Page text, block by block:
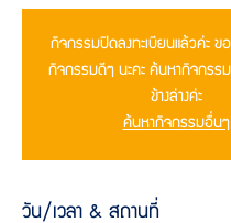
กิจกรรมปิดลงทะเบียนแล้วค่ะ
กิจกรรมดีๆ นะคะ ค้นหากิจกรร
ข้างล่างค่ะ
ค้นหากิจกรรมอื่นๆ
วัน/เวลา & สถานที่